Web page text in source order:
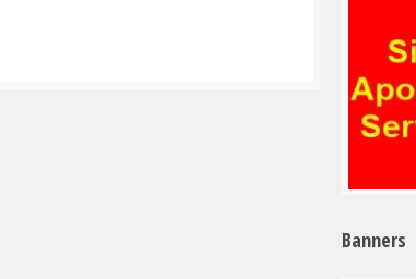
Banners